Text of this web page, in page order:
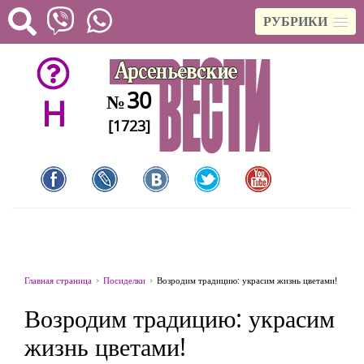
РУБРИКИ
H №30
[1723]
Главная страница Посиделки Возродим традицию: украсим жизнь цветами!
Возродим традицию: украсим
жизнь цветами!